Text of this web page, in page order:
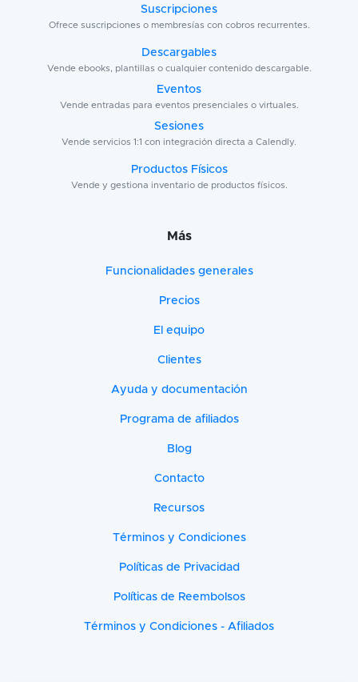
Suscripciones
Ofrece suscripciones o membresías con cobros recurrentes.
Descargables
Vende ebooks, plantillas o cualquier contenido descargable.
Eventos
Vende entradas para eventos presenciales o virtuales.
Sesiones
Vende servicios 1:1 con integración directa a Calendly.
Productos Físicos
Vende y gestiona inventario de productos físicos.
Más
Funcionalidades generales
Precios
El equipo
Clientes
Ayuda y documentación
Programa de afiliados
Blog
Contacto
Recursos
Términos y Condiciones
Políticas de Privacidad
Políticas de Reembolsos
Términos y Condiciones - Afiliados